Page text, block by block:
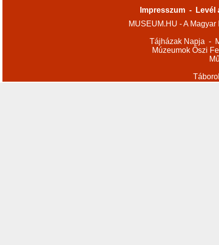
Impresszum -
Levél
MUSEUM.HU - A
Tájházak Napja -
Múzeumok Őszi